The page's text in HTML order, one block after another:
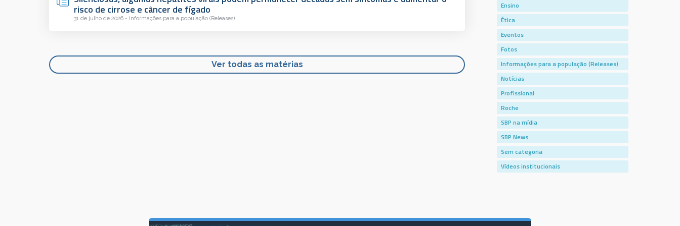
risco de cirrose e câncer de fígado
31 de julho de 2026 - Informações para a população (Releases)
Ver todas as matérias
Ensino
Ética
Eventos
Fotos
Informações para a população (Releases)
Notícias
Profissional
Roche
SBP na mídia
SBP News
Sem categoria
Vídeos institucionais